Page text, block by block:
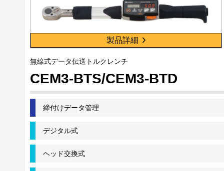
製品詳細
無線式データ伝送トルクレンチ
CEM3-BTS/CEM3-BTD
締付けデータ管理
デジタル式
ヘッド交換式